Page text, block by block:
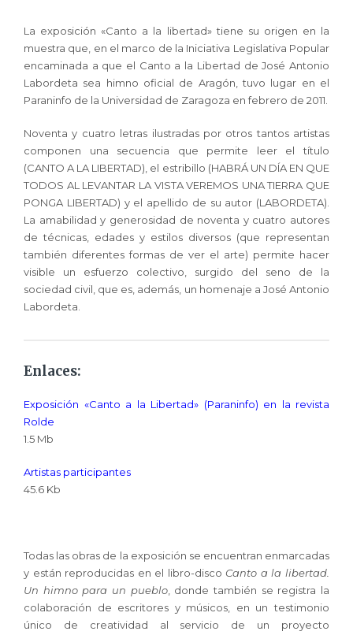
La exposición «Canto a la libertad» tiene su origen en la
muestra que, en el marco de la Iniciativa Legislativa Popular
encaminada a que el Canto a la Libertad de José Antonio
Labordeta sea himno oficial de Aragón, tuvo lugar en el
Paraninfo de la Universidad de Zaragoza en febrero de 2011.
Noventa y cuatro letras ilustradas por otros tantos artistas
componen una secuencia que permite leer el título
(CANTO A LA LIBERTAD), el estribillo (HABRÁ UN DÍA EN QUE
TODOS AL LEVANTAR LA VISTA VEREMOS UNA TIERRA QUE
PONGA LIBERTAD) y el apellido de su autor (LABORDETA).
La amabilidad y generosidad de noventa y cuatro autores
de técnicas, edades y estilos diversos (que representan
también diferentes formas de ver el arte) permite hacer
visible un esfuerzo colectivo, surgido del seno de la
sociedad civil, que es, además, un homenaje a José Antonio
Labordeta.
Enlaces:
Exposición «Canto a la Libertad» (Paraninfo) en la revista
Rolde
1.5 Mb
Artistas participantes
45.6 Kb
Todas las obras de la exposición se encuentran enmarcadas
y están reproducidas en el libro-discoCanto a la libertad.
Un himno para un pueblo, donde también se registra la
colaboración de escritores y músicos, en un testimonio
único de creatividad al servicio de un proyecto